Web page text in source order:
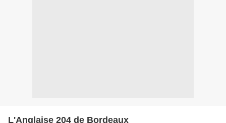
L'Anglaise 204 de Bordeaux